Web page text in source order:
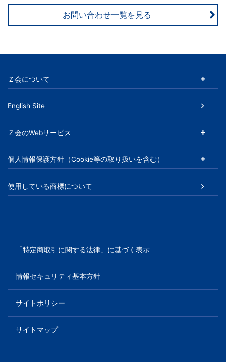
ル
プ
の
サ
ー
ビ
ス
介
い
た
お問い合わせ一覧を見る
Ｚ会について
English Site
Ｚ会のWebサービス
個人情報保護方針（Cookie等の取り扱いを含む）
使用している商標について
「特定商取引に関する法律」に基づく表示
情報セキュリティ基本方針
サイトポリシー
サイトマップ